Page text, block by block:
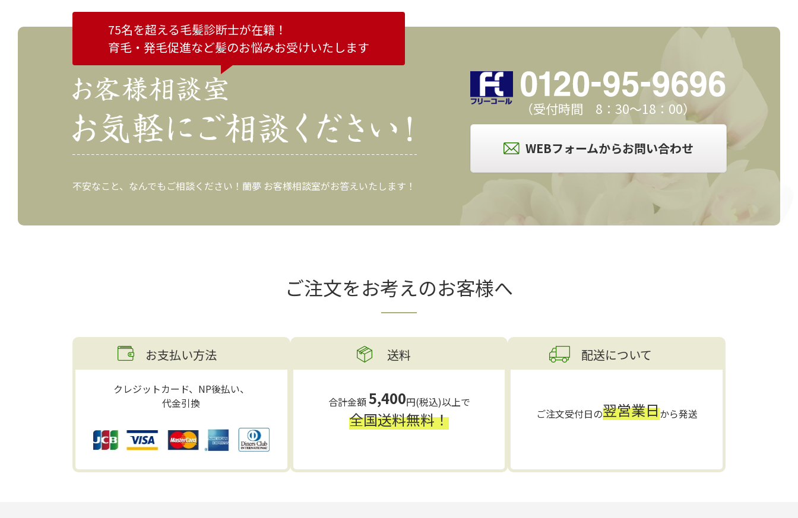
75名を超える毛髪診断士が在籍！
育毛・発毛促進など髪のお悩みお受けいたします
不安なこと、なんでもご相談ください！蘭夢 お客様相談室がお答えいたします！
（受付時間 8：30～18：00）
WEBフォームからお問い合わせ
ご注文をお考えのお客様へ
お支払い方法
クレジットカード、NP後払い、
代金引換
送料
合計金額5,400円(税込)以上で
全国送料無料！
配送について
ご注文受付日の翌営業日から発送